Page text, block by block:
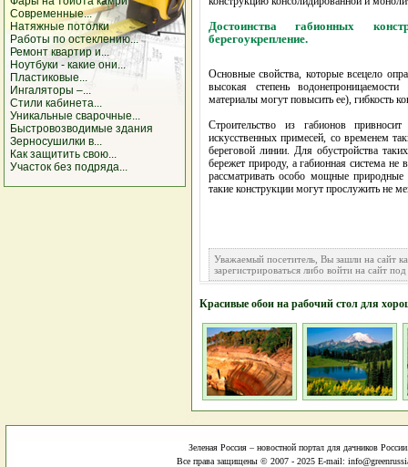
Современные...
Натяжные потолки
Работы по остеклению...
Ремонт квартир и...
Ноутбуки - какие они...
Пластиковые...
Ингаляторы –...
Стили кабинета...
Уникальные сварочные...
Быстровозводимые здания
Зерносушилки в...
Как защитить свою...
Участок без подряда...
Достоинства габионных
берегоукрепление.
Основные свойства, которые всецело
высокая степень
материалы могут повысить ее), гибкость
Строительство из габионов
искусственных примесей, со временем
береговой линии. Для обустройства
бережет природу, а габионная система
рассматривать особо мощные
такие конструкции могут прослужить не
Уважаемый посетитель, Вы зашли на сайт
зарегистрироваться либо войти на сайт
Красивые обои на рабочий стол для
Зеленая Россия – новостной портал для дачников
Все права защищены © 2007 - 2025 E-mail: